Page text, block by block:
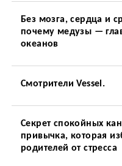
Без мозга, сердца и
почему медузы —
океанов
Смотрители Vessel.
Секрет спокойных
привычка, которая
родителей от стресса